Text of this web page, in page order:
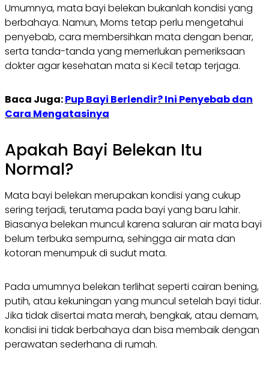
Umumnya, mata bayi belekan bukanlah kondisi yang
berbahaya. Namun, Moms tetap perlu mengetahui
penyebab, cara membersihkan mata dengan benar,
serta tanda-tanda yang memerlukan pemeriksaan
dokter agar kesehatan mata si Kecil tetap terjaga.
Baca Juga:Pup Bayi Berlendir? Ini Penyebab dan
Cara Mengatasinya
Apakah Bayi Belekan Itu
Normal?
Mata bayi belekan merupakan kondisi yang cukup
sering terjadi, terutama pada bayi yang baru lahir.
Biasanya belekan muncul karena saluran air mata bayi
belum terbuka sempurna, sehingga air mata dan
kotoran menumpuk di sudut mata.
Pada umumnya belekan terlihat seperti cairan bening,
putih, atau kekuningan yang muncul setelah bayi tidur.
Jika tidak disertai mata merah, bengkak, atau demam,
kondisi ini tidak berbahaya dan bisa membaik dengan
perawatan sederhana di rumah.